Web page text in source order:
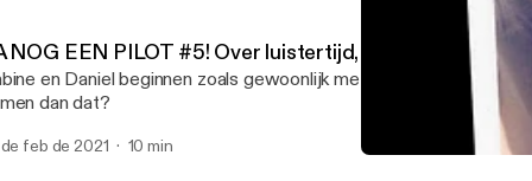
NOG EEN PILOT #5! Over luistertijd, snowboarden, en...
en Daniel beginnen zoals gewoonlijk met wat small talk. Of
dan dat?
feb de 2021 10 min